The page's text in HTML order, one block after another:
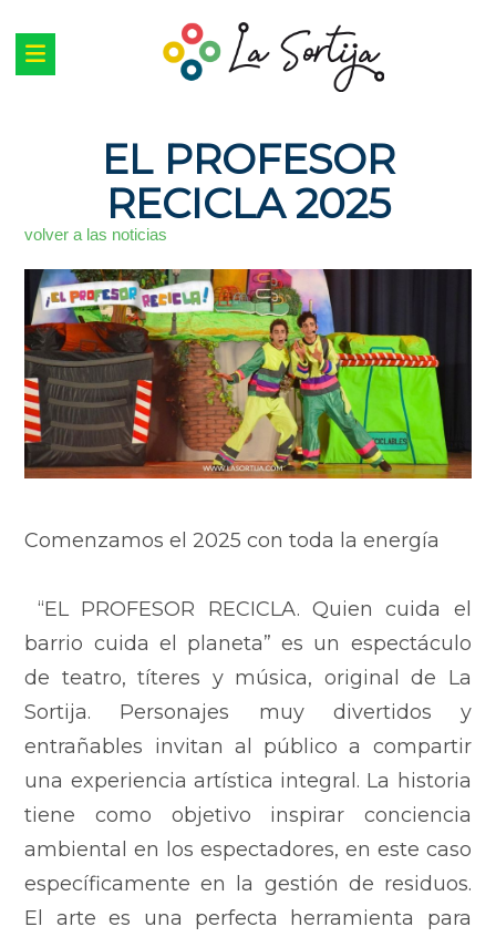
EL PROFESOR
RECICLA 2025
volver a las noticias
Comenzamos el 2025 con toda la energía
“EL PROFESOR RECICLA. Quien cuida el
barrio cuida el planeta” es un espectáculo
de teatro, títeres y música, original de La
Sortija. Personajes muy divertidos y
entrañables invitan al público a compartir
una experiencia artística integral. La historia
tiene como objetivo inspirar conciencia
ambiental en los espectadores, en este caso
específicamente en la gestión de residuos.
El arte es una perfecta herramienta para